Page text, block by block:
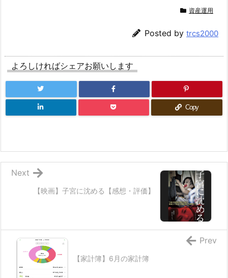
資産運用
Posted by trcs2000
よろしければシェアお願いします
Copy
【映画】子宮に沈める【感想・評価】
Next
【家計簿】6月の家計簿
Prev